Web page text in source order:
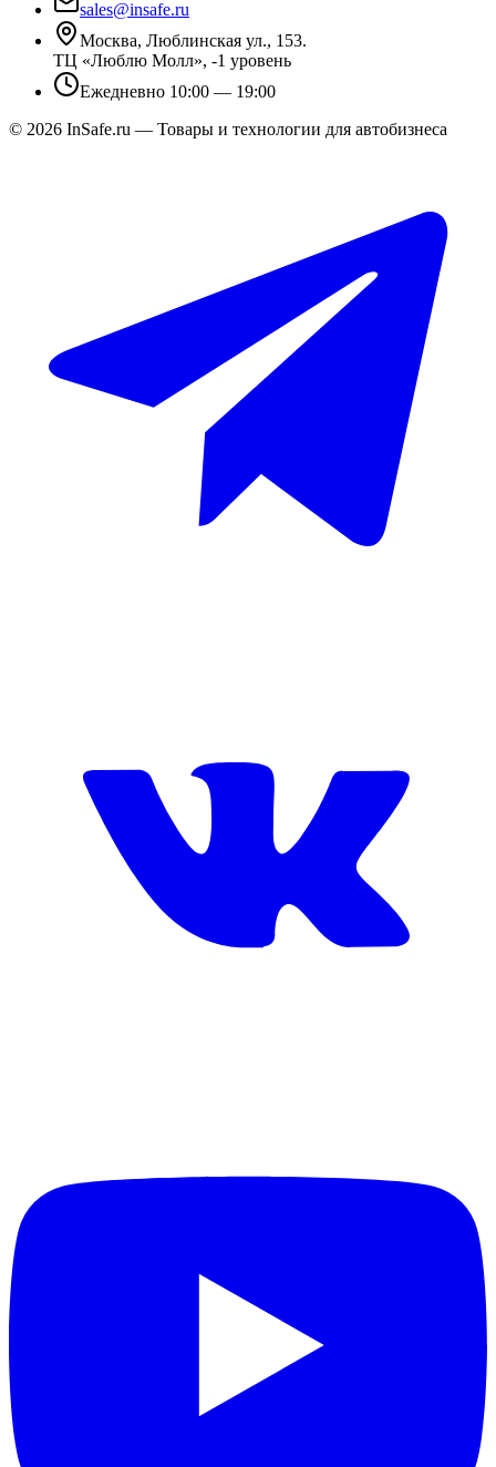
sales@insafe.ru
Москва, Люблинская ул., 153.
ТЦ «Люблю Молл», -1 уровень
Ежедневно 10:00 — 19:00
© 2026 InSafe.ru — Товары и технологии для автобизнеса